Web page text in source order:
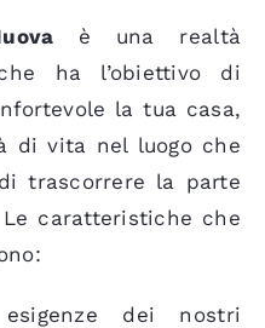
è una realtà
ha l’obiettivo di
la tua casa,
di vita nel luogo che
trascorrere la parte
caratteristiche che
esigenze dei nostri